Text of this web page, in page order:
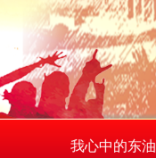
我心中的东油